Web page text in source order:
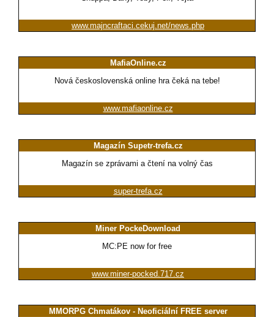
www.majncraftaci.cekuj.net/news.php
MafiaOnline.cz
Nová československá online hra čeká na tebe!
www.mafiaonline.cz
Magazín Supetr-trefa.cz
Magazín se zprávami a čtení na volný čas
super-trefa.cz
Miner PockeDownload
MC:PE now for free
www.miner-pocked.717.cz
MMORPG Chmatákov - Neoficiální FREE server